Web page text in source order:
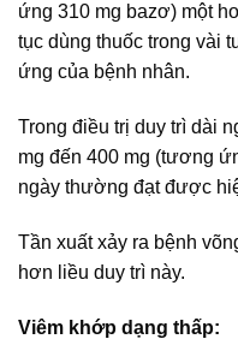
ứng 310 mg bazơ) một
tục dùng thuốc trong vài
ứng của bệnh nhân.
Trong điều trị duy trì dài
mg đến 400 mg (tương
ngày thường đạt được
Tần xuất xảy ra bệnh
hơn liều duy trì này.
Viêm khớp dạng thấp: